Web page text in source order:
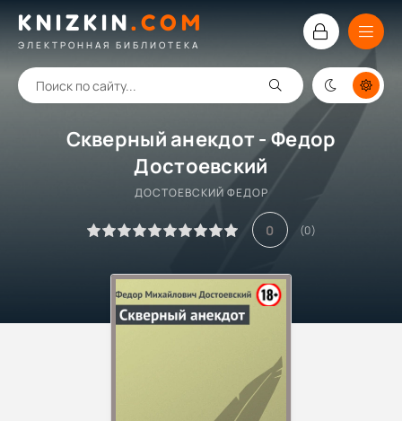
KNIZKIN.COM
ЭЛЕКТРОННАЯ БИБЛИОТЕКА
Скверный анекдот - Федор
Достоевский
ДОСТОЕВСКИЙ ФЕДОР
0 (0)